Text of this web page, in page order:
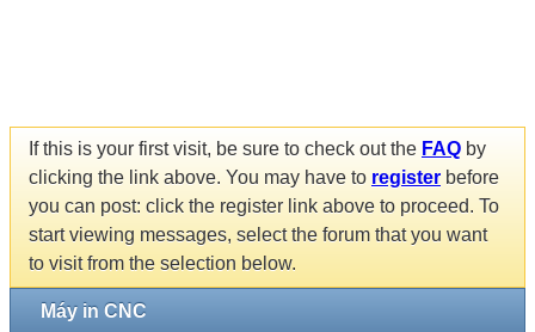
If this is your first visit, be sure to check out the FAQ by
clicking the link above. You may have to register before
you can post: click the register link above to proceed. To
start viewing messages, select the forum that you want
to visit from the selection below.
Máy in CNC